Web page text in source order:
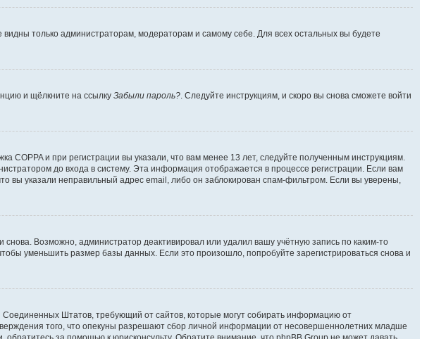
видны только администраторам, модераторам и самому себе. Для всех остальных вы будете
и щёлкните на ссылку Забыли пароль? . Следуйте инструкциям, и скоро вы снова сможете войти
и при регистрации вы указали, что вам менее 13 лет, следуйте полученным инструкциям.
до входа в систему. Эта информация отображается в процессе регистрации. Если вам
указали неправильный адрес email, либо он заблокирован спам-фильтром. Если вы уверены,
Возможно, администратор деактивировал или удалил вашу учётную запись по каким-то
уменьшить размер базы данных. Если это произошло, попробуйте зарегистрироваться снова и
Соединенных Штатов, требующий от сайтов, которые могут собирать информацию от
того, что опекуны разрешают сбор личной информации от несовершеннолетних младше